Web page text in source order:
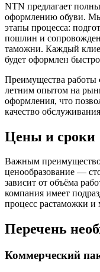
NTN предлагает
оформлению обуви. Мы
этапы процесса:
пошлин и
таможни. Каждый
будет оформлен
Преимущества
летним опытом на
оформления, что
качество
Цены и сроки
Важным
ценообразование —
зависит от объёма
компания имеет
процесс растаможки
Перечень
Коммерческий